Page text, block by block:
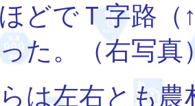
どでＴ字路（
た。（右写真
は左右とも農